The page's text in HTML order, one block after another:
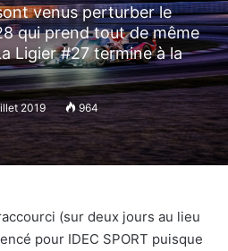
venus perturber le
qui prend tout de même
Ligier #27 termine à la
2019 964
(sur deux jours au lieu
pour IDEC SPORT puisque